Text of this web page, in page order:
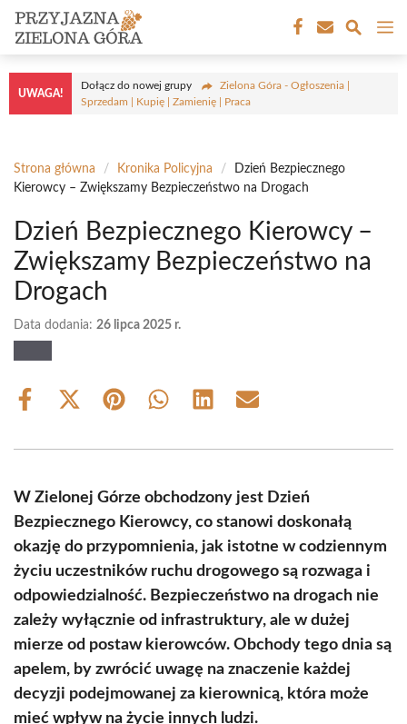
Przejdź
treści
UWAGA!
Dołącz do nowej grupy
Zielona Góra - Ogłoszenia |
Sprzedam | Kupię | Zamienię | Praca
Strona główna / Kronika Policyjna /
Dzień Bezpiecznego
Kierowcy – Zwiększamy Bezpieczeństwo na Drogach
Dzień Bezpiecznego Kierowcy –
Zwiększamy Bezpieczeństwo na
Drogach
Data dodania: 26 lipca 2025 r.
Share
Share
(Twitter)
Share Share Share Share
W Zielonej Górze obchodzony jest Dzień
Bezpiecznego Kierowcy, co stanowi doskonałą
okazję do przypomnienia, jak istotne w codziennym
życiu uczestników ruchu drogowego są rozwaga i
odpowiedzialność. Bezpieczeństwo na drogach nie
zależy wyłącznie od infrastruktury, ale w dużej
mierze od postaw kierowców. Obchody tego dnia są
apelem, by zwrócić uwagę na znaczenie każdej
decyzji podejmowanej za kierownicą, która może
mieć wpływ na życie innych ludzi.